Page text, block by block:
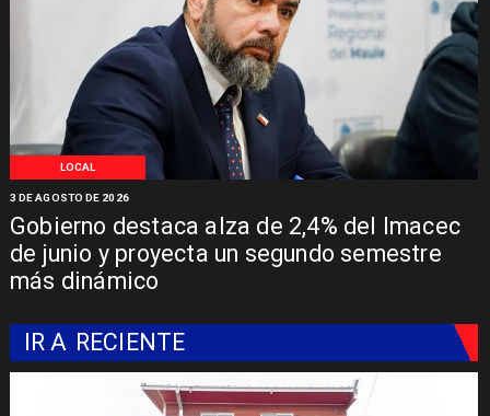
LOCAL
Gobierno destaca alza de 2,4% del Imacec
de junio y proyecta un segundo semestre
más dinámico
3 DE AGOSTO DE 2026
IR A RECIENTE